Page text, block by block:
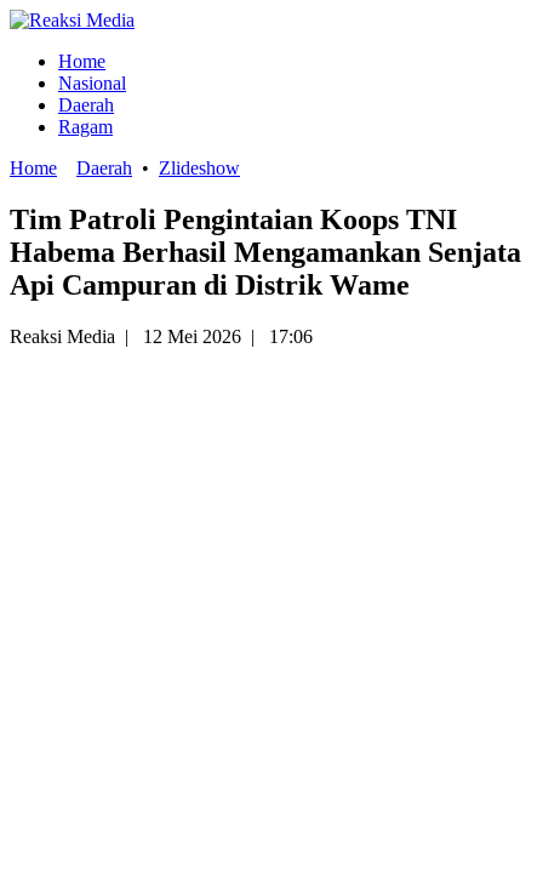
Home
Nasional
Daerah
Ragam
Home
Daerah • Zlideshow
Tim Patroli Pengintaian Koops TNI
Habema Berhasil Mengamankan Senjata
Api Campuran di Distrik Wame
Reaksi Media | 12 Mei 2026 | 17:06